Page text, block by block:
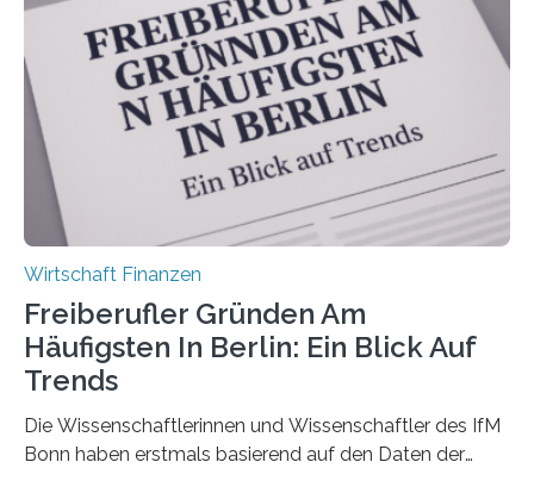
Versicherungsvertreter*innen und -makler*innen. Ein
Ergebnis: Deutlich mehr als die Hälfte der Befragten ist
über 50 Jahre alt und wird in den nächsten Jahren eine
Nachfolgeregelung benötigen. Aber nur ein Drittel hat
bereits Regelungen…
Wirtschaft Finanzen
Freiberufler Gründen Am
Häufigsten In Berlin: Ein Blick Auf
Trends
Die Wissenschaftlerinnen und Wissenschaftler des IfM
Bonn haben erstmals basierend auf den Daten der